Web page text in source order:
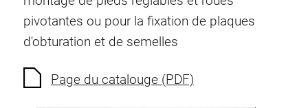
Ecrous à ressort
Sécurités de torsion
Éléments de Raccordements de fond
pivotantes ou pour la fixation de plaques
d'obturation et de semelles
Page du catalouge (PDF)